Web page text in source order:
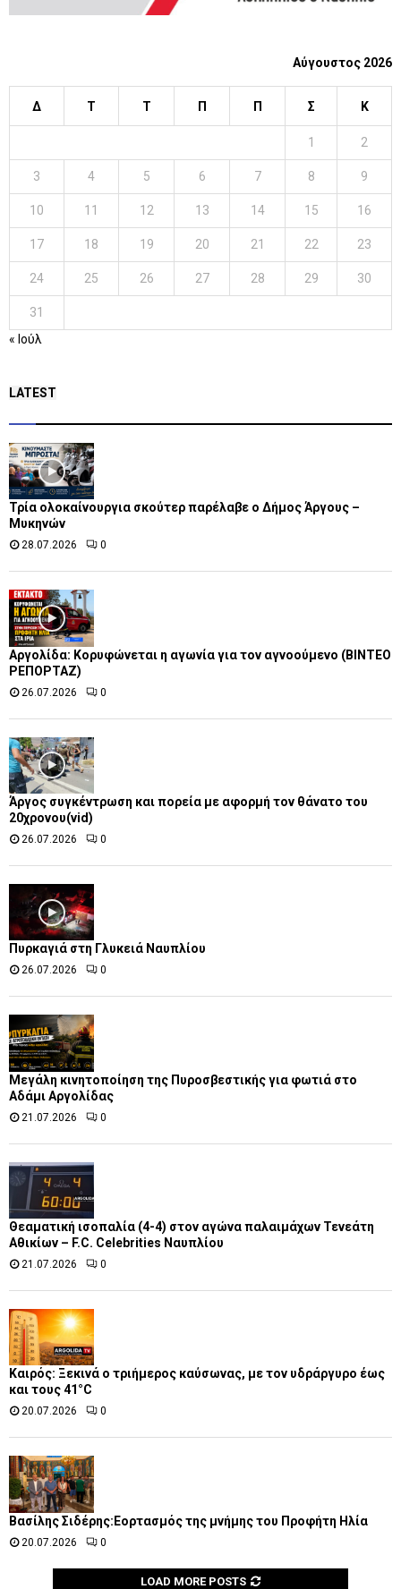
Αύγουστος 2026
Δ Τ Τ Π Π Σ Κ
1 2
3 4 5 6 7 8 9
10 11 12 13 14 15 16
17 18 19 20 21 22 23
24 25 26 27 28 29 30
31
« Ιούλ
LATEST
Τρία ολοκαίνουργια σκούτερ παρέλαβε o Δήμος Άργους –
Μυκηνών
28.07.2026 0
Αργολίδα: Κορυφώνεται η αγωνία για τον αγνοούμενο (ΒΙΝΤΕΟ
ΡΕΠΟΡΤΑΖ)
26.07.2026 0
Άργος συγκέντρωση και πορεία με αφορμή τον θάνατο του
20χρονου(vid)
26.07.2026 0
Πυρκαγιά στη Γλυκειά Ναυπλίου
26.07.2026 0
Μεγάλη κινητοποίηση της Πυροσβεστικής για φωτιά στο
Αδάμι Αργολίδας
21.07.2026 0
Θεαματική ισοπαλία (4-4) στον αγώνα παλαιμάχων Τενεάτη
Αθικίων – F.C. Celebrities Ναυπλίου
21.07.2026 0
Καιρός: Ξεκινά ο τριήμερος καύσωνας, με τον υδράργυρο έως
και τους 41°C
20.07.2026 0
Βασίλης Σιδέρης:Εορτασμός της μνήμης του Προφήτη Ηλία
20.07.2026 0
LOAD MORE POSTS